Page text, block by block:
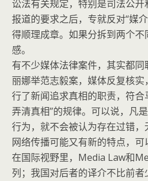
讼法有关规定，特别是司法公
报道的要求之后，专就反对“媒
得顺理成章。如果分拆到两个
感。
有不少媒体法律案件，其实都
丽娜举范志毅案，媒体反复核
行了新闻追求真相的职责，符合
弄清真相”的规律。可以说，凡
行为，就不会被认为存在过错
网络传播可能又有新的特点，可
在国际视野里，Media Law和
列；我国对后者的译介不比前者